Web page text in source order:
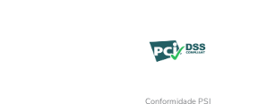
Conformidade PSI